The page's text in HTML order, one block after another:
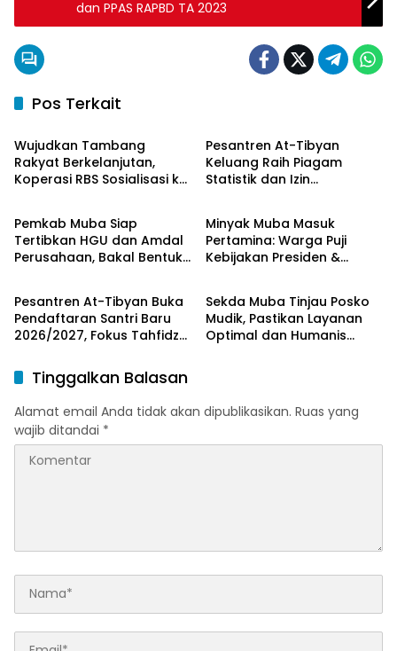
dan PPAS RAPBD TA 2023
Pos Terkait
Musi Banyuasin
Wujudkan Tambang
Rakyat Berkelanjutan,
Koperasi RBS Sosialisasi ke
Pesantren At-Tibyan
Keluang Raih Piagam
Statistik dan Izin
Musi Banyuasin
Pemkab Muba Siap
Tertibkan HGU dan Amdal
Perusahaan, Bakal Bentuk
Musi Banyuasin
Minyak Muba Masuk
Pertamina: Warga Puji
Kebijakan Presiden &
Musi Banyuasin
Pesantren At-Tibyan Buka
Pendaftaran Santri Baru
2026/2027, Fokus Tahfidz
Musi Banyuasin
Sekda Muba Tinjau Posko
Mudik, Pastikan Layanan
Optimal dan Humanis
Tinggalkan Balasan
Alamat email Anda tidak akan dipublikasikan. Ruas yang
wajib ditandai *